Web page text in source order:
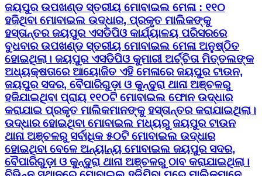
ଜୟପୁର ଉପଖଣ୍ଡ ସ୍ତରୀୟ ମୋବାଇଲ ମେଳା : ୧୧୦
ହଜିଥିବା ମୋବାଇଲ ଉଦ୍ଧାର, ପ୍ରକୃତ ମାଲିକଙ୍କୁ
ହସ୍ତାନ୍ତର ଜୟପୁର ଏସଡିପିଓ କାର୍ଯ୍ୟାଳୟ ପରିସରରେ
ବୁଧବାର ଉପଖଣ୍ଡ ସ୍ତରୀୟ ମୋବାଇଲ ମେଳା ଅନୁଷ୍ଠିତ
ହୋଇଥିଲା। ଜୟପୁର ଏସଡିପିଓ କୁମାରୀ ଅର୍ଚ୍ଚିତା ମିତ୍ତଲଙ୍କ
ଅଧ୍ୟକ୍ଷତାରେ ଆୟୋଜିତ ଏହି ମେଳାରେ ଜୟପୁର ଟାଉନ,
ଜୟପୁର ସଦର, ବୈପାରିଗୁଡ଼ା ଓ କୁନ୍ଦୁରା ଥାନା ଅଞ୍ଚଳରୁ
ହଜିଯାଇଥିବା ପ୍ରାୟ ୧୧୦ଟି ମୋବାଇଲ ଫୋନ ଉଦ୍ଧାର
କରାଯାଇ ପ୍ରକୃତ ମାଲିକମାନଙ୍କୁ ହସ୍ତାନ୍ତର କରାଯାଇଥିଲା।
ଉଦ୍ଧାର ହୋଇଥିବା ମୋବାଇଲ ମଧ୍ୟରୁ ଜୟପୁର ଟାଉନ
ଥାନା ଅଞ୍ଚଳରୁ ସର୍ବାଧିକ ୫୦ଟି ମୋବାଇଲ ଉଦ୍ଧାର
ହୋଇଥିବା ବେଳେ ଅନ୍ୟାନ୍ୟ ମୋବାଇଲ ଜୟପୁର ସଦର,
ବୈପାରିଗୁଡ଼ା ଓ କୁନ୍ଦୁରା ଥାନା ଅଞ୍ଚଳରୁ ଠାବ କରାଯାଇଥିଲା।